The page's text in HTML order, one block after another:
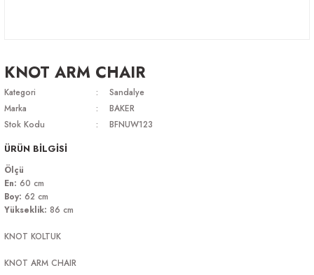
KNOT ARM CHAIR
Kategori
Sandalye
Marka
BAKER
Stok Kodu
BFNUW123
ÜRÜN BİLGİSİ
Ölçü
En: 60 cm
Boy: 62 cm
Yükseklik: 86 cm
KNOT KOLTUK
KNOT ARM CHAIR